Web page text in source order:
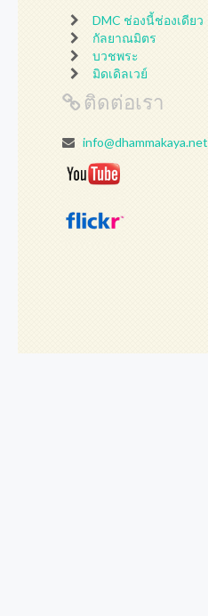
DMC ช่องนี้ช่องเดียว
กัลยาณมิตร
บวชพระ
มิดเดิลเวย์
ติดต่อเรา
info@dhammakaya.net